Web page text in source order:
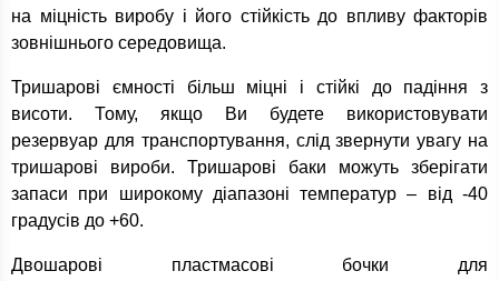
на міцність виробу і його стійкість до впливу факторів
зовнішнього середовища.
Тришарові ємності більш міцні і стійкі до падіння з
висоти. Тому, якщо Ви будете використовувати
резервуар для транспортування, слід звернути увагу на
тришарові вироби. Тришарові баки можуть зберігати
запаси при широкому діапазоні температур – від -40
градусів до +60.
Двошарові пластмасові бочки для